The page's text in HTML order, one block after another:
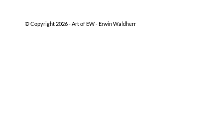
© Copyright 2026 -Art of EW - Erwin Waldherr